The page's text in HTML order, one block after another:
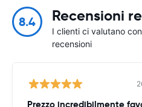
8.4 Recensioni
I clienti ci valutano
recensioni